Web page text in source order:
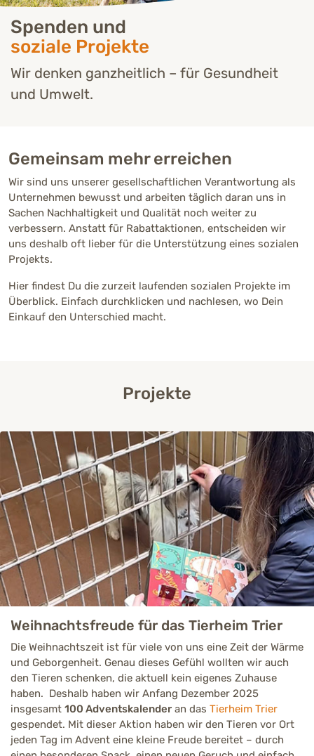
Spenden und
soziale Projekte
Wir denken ganzheitlich – für Gesundheit
und Umwelt.
Gemeinsam mehr erreichen
Wir sind uns unserer gesellschaftlichen Verantwortung als
Unternehmen bewusst und arbeiten täglich daran uns in
Sachen Nachhaltigkeit und Qualität noch weiter zu
verbessern. Anstatt für Rabattaktionen, entscheiden wir
uns deshalb oft lieber für die Unterstützung eines sozialen
Projekts.
Hier findest Du die zurzeit laufenden sozialen Projekte im
Überblick. Einfach durchklicken und nachlesen, wo Dein
Einkauf den Unterschied macht.
Projekte
Weihnachtsfreude für das Tierheim Trier
Die Weihnachtszeit ist für viele von uns eine Zeit der Wärme
und Geborgenheit. Genau dieses Gefühl wollten wir auch
den Tieren schenken, die aktuell kein eigenes Zuhause
haben. Deshalb haben wir Anfang Dezember 2025
insgesamt 100 Adventskalender an das Tierheim Trier
gespendet. Mit dieser Aktion haben wir den Tieren vor Ort
jeden Tag im Advent eine kleine Freude bereitet – durch